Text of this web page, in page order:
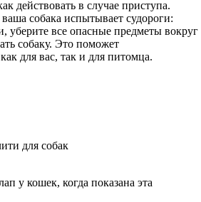
действовать в случае приступа.
собака испытывает судороги:
уберите все опасные предметы вокруг
собаку. Это поможет
для вас, так и для питомца.
для собак
у кошек, когда показана эта